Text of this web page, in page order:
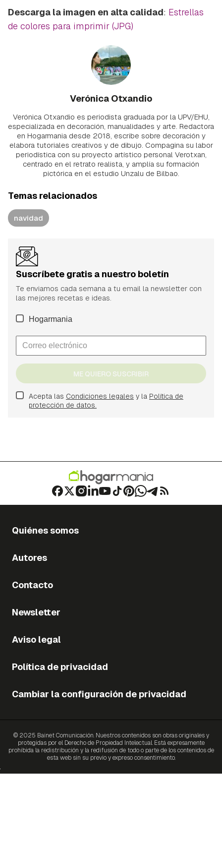
Descarga la imagen en alta calidad: Estrellas
de colores para imprimir (JPG)
Verónica Otxandio
Verónica Otxandio es periodista graduada por la UPV/EHU,
especializada en decoración, manualidades y arte. Redactora
en Hogarmania desde 2018, escribe sobre decoración y
elabora tutoriales creativos y de dibujo. Compagina su labor
periodística con su proyecto artístico personal Verotxan,
centrado en el retrato realista, y amplía su formación
pictórica en el estudio Unzalu de Bilbao.
Temas relacionados
navidad
Suscríbete gratis a nuestro boletín
Te enviamos cada semana a tu email la newsletter con
las mejores recetas e ideas.
Hogarmania
ME QUIERO SUSCRIBIR
Acepta las Condiciones legales y la Política de
protección de datos.
Quiénes somos
Autores
Contacto
Newsletter
Aviso legal
Política de privacidad
Cambiar la configuración de privacidad
© 2025 Bainet Comunicación. Nuestros contenidos son obras originales y
protegidas por el Derecho de Propiedad Intelectual. Está expresamente
prohibida la redistribución y la redifusión de todo o parte de los contenidos de
esta web sin su previo y expreso consentimiento.